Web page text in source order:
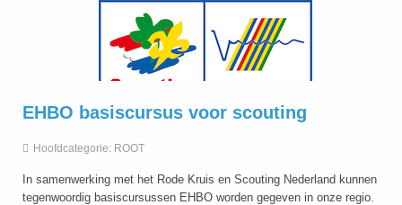
EHBO basiscursus voor scouting
Hoofdcategorie: ROOT
In samenwerking met het Rode Kruis en Scouting Nederland kunnen
tegenwoordig basiscursussen EHBO worden gegeven in onze regio.